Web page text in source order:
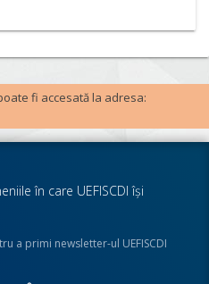
fi accesată la adresa:
în care UEFISCDI îşi
a primi newsletter-ul UEFISCDI